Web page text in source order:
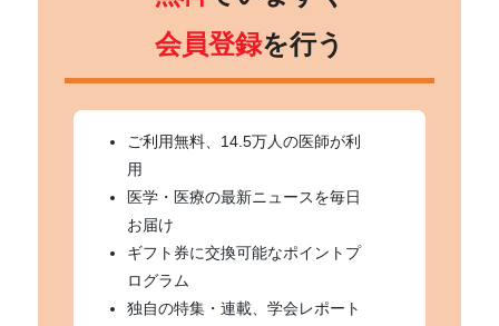
会員登録を行う
ご利用無料、14.5万人の医師が利
用
医学・医療の最新ニュースを毎日
お届け
ギフト券に交換可能なポイントプ
ログラム
独自の特集・連載、学会レポート